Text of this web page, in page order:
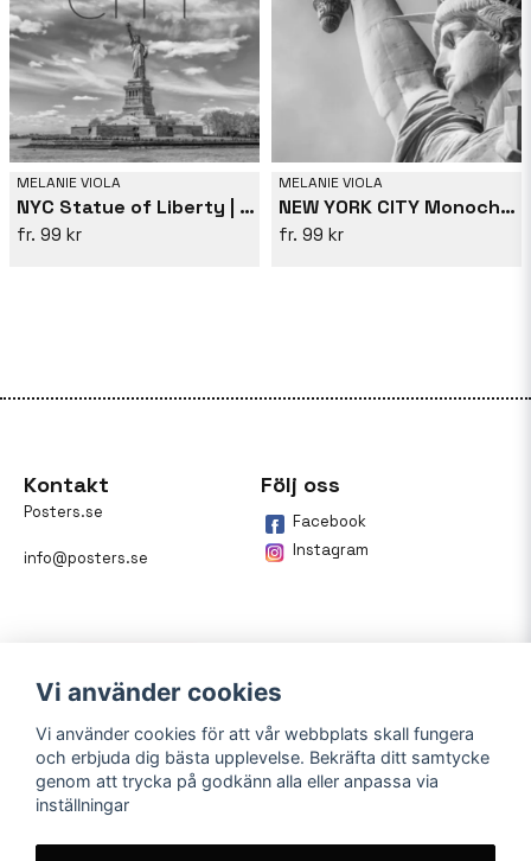
MELANIE VIOLA
NYC Statue of Liberty | Text &amp; Skyline
99 kr
MELANIE VIOLA
NEW YORK CITY Monochrome Statue of Liberty
99 kr
Kontakt
Posters.se
info@posters.se
Följ oss
Facebook
Instagram
Betalning
På posters.se kan du enkelt
Vi använder cookies
Vi använder cookies för att vår webbplats skall fungera
och erbjuda dig bästa upplevelse. Bekräfta ditt samtycke
genom att trycka på godkänn alla eller anpassa via
inställningar